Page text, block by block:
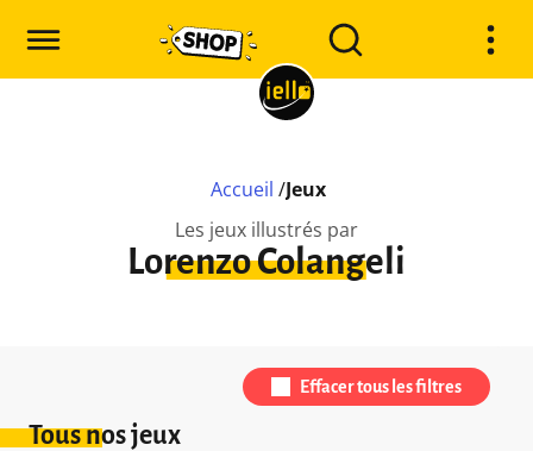
Accueil /Jeux
Les jeux illustrés par
Lorenzo Colangeli
Tous nos jeux
Effacer tous les filtres